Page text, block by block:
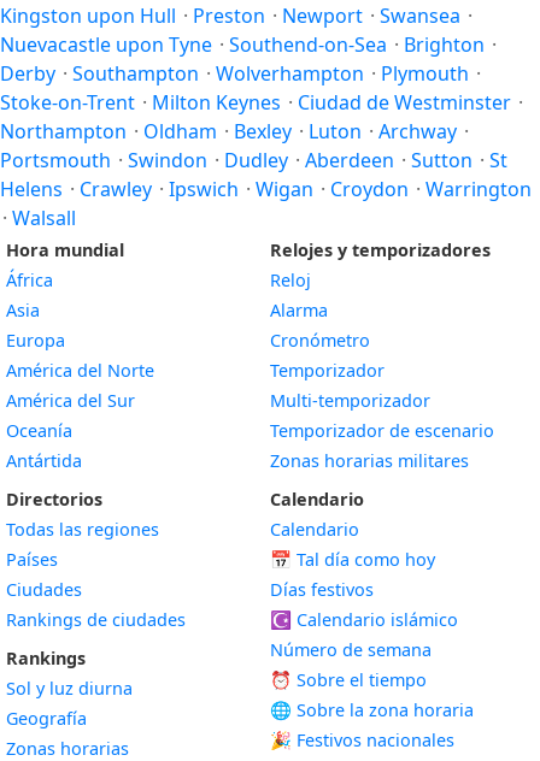
Kingston upon Hull · Preston · Newport · Swansea ·
Nuevacastle upon Tyne · Southend-on-Sea · Brighton ·
Derby · Southampton · Wolverhampton · Plymouth ·
Stoke-on-Trent · Milton Keynes · Ciudad de Westminster ·
Northampton · Oldham · Bexley · Luton · Archway ·
Portsmouth · Swindon · Dudley · Aberdeen · Sutton · St
Helens · Crawley · Ipswich · Wigan · Croydon · Warrington
· Walsall
Hora mundial
África
Asia
Europa
América del Norte
América del Sur
Oceanía
Antártida
Directorios
Todas las regiones
Países
Ciudades
Rankings de ciudades
Rankings
Sol y luz diurna
Geografía
Zonas horarias
Relojes y temporizadores
Reloj
Alarma
Cronómetro
Temporizador
Multi-temporizador
Temporizador de escenario
Zonas horarias militares
Calendario
Calendario
📅 Tal día como hoy
Días festivos
☪️ Calendario islámico
Número de semana
⏰ Sobre el tiempo
🌐 Sobre la zona horaria
🎉 Festivos nacionales